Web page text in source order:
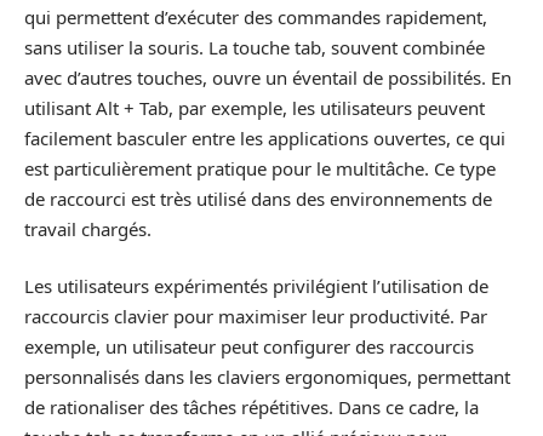
qui permettent d’exécuter des commandes rapidement,
sans utiliser la souris. La touche tab, souvent combinée
avec d’autres touches, ouvre un éventail de possibilités. En
utilisant Alt + Tab, par exemple, les utilisateurs peuvent
facilement basculer entre les applications ouvertes, ce qui
est particulièrement pratique pour le multitâche. Ce type
de raccourci est très utilisé dans des environnements de
travail chargés.
Les utilisateurs expérimentés privilégient l’utilisation de
raccourcis clavier pour maximiser leur productivité. Par
exemple, un utilisateur peut configurer des raccourcis
personnalisés dans les claviers ergonomiques, permettant
de rationaliser des tâches répétitives. Dans ce cadre, la